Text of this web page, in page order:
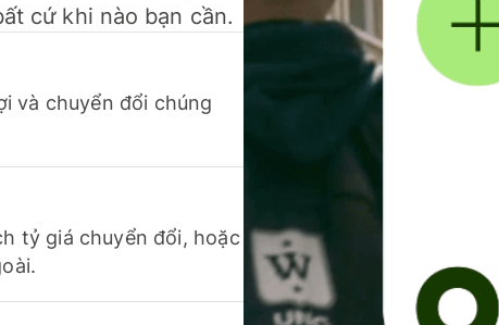
cứ khi nào bạn cần.
và chuyển đổi chúng
tỷ giá chuyển đổi, hoặc